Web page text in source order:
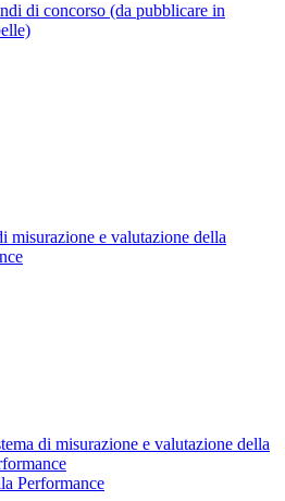
di concorso (da pubblicare in
misurazione e valutazione della
di misurazione e valutazione della
Performance